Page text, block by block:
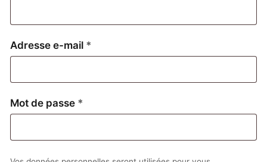
Adresse e-mail *
Mot de passe *